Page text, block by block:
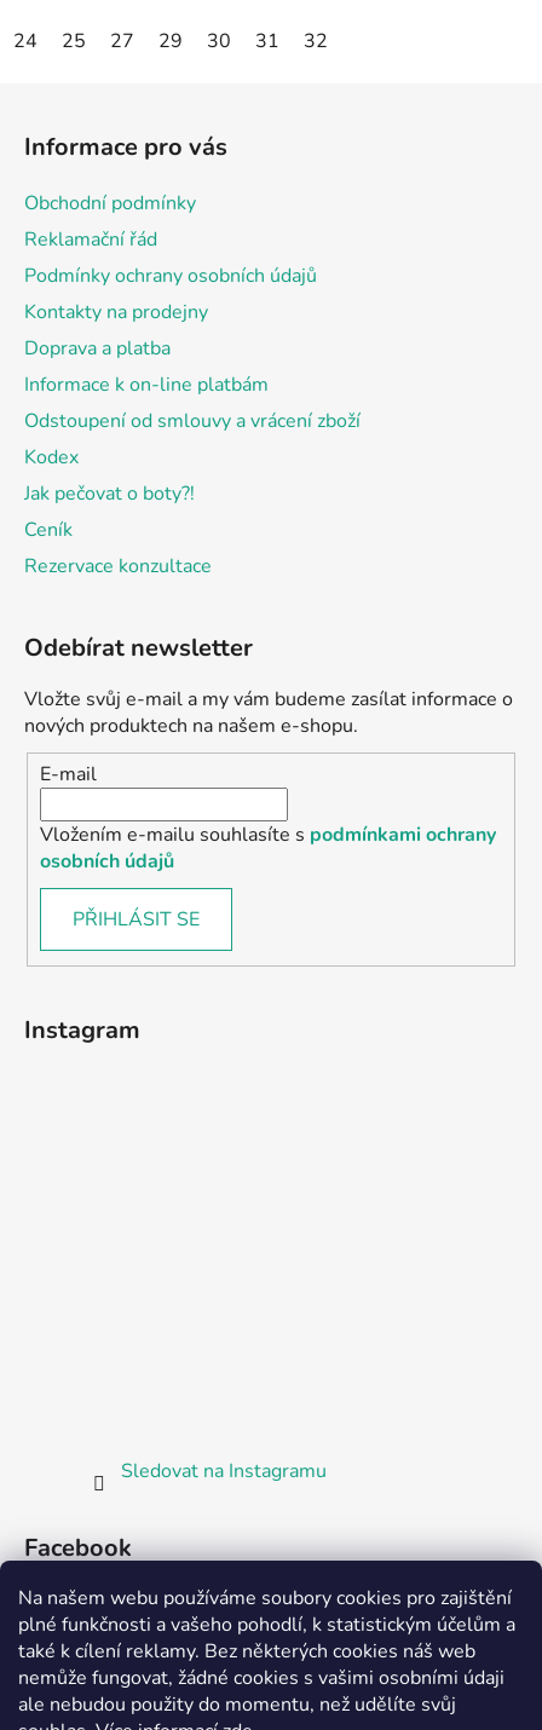
Na našem webu používáme soubory cookies pro zajištění
plné funkčnosti a vašeho pohodlí, k statistickým účelům a
také k cílení reklamy. Bez některých cookies náš web
nemůže fungovat, žádné cookies s vašimi osobními údaji
ale nebudou použity do momentu, než udělíte svůj
24 25 27 29 30 31 32
Informace pro vás
Obchodní podmínky
Reklamační řád
Podmínky ochrany osobních údajů
Kontakty na prodejny
Doprava a platba
Informace k on-line platbám
Odstoupení od smlouvy a vrácení zboží
Kodex
Jak pečovat o boty?!
Ceník
Rezervace konzultace
Odebírat newsletter
Vložte svůj e-mail a my vám budeme zasílat informace o
nových produktech na našem e-shopu.
E-mail
Vložením e-mailu souhlasíte s podmínkami ochrany
osobních údajů
PŘIHLÁSIT SE
Instagram
Sledovat na Instagramu
Facebook
Partnerská prodejna Barefoot Plzeň